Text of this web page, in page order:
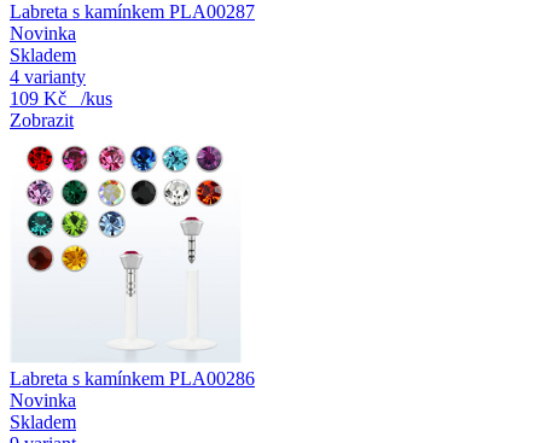
Labreta s kamínkem PLA00287
Novinka
Skladem
4 varianty
109 Kč
/kus
Zobrazit
Labreta s kamínkem PLA00286
Novinka
Skladem